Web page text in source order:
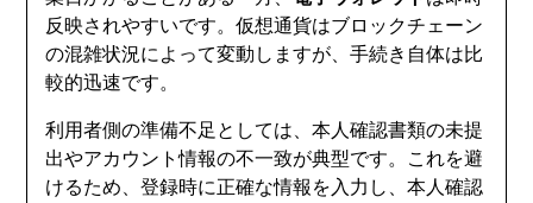
反映されやすいです。仮想通貨はブロックチェーン
の混雑状況によって変動しますが、手続き自体は比
較的迅速です。
利用者側の準備不足としては、本人確認書類の未提
出やアカウント情報の不一致が典型です。これを避
けるため、登録時に正確な情報を入力し、本人確認